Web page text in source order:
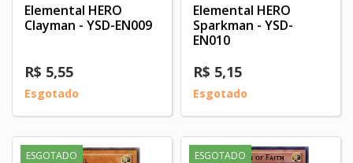
Elemental HERO
Clayman - YSD-EN009
R$ 5,55
Esgotado
Elemental HERO
Sparkman - YSD-
EN010
R$ 5,15
Esgotado
ESGOTADO ESGOTADO